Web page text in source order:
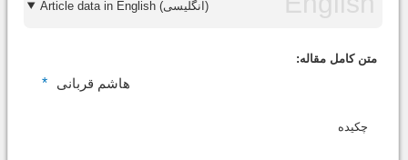
Article data in English (انگلیسی)
متن کامل مقاله:
هاشم قربانی *
چکیده